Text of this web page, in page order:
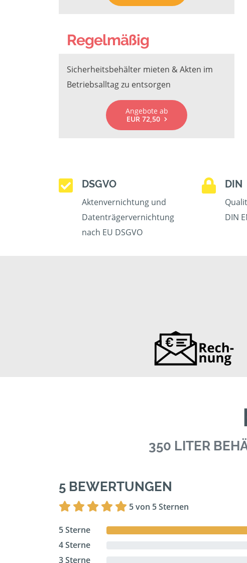
Regelmäßig
Sicherheitsbehälter mieten & Akten im
Betriebsalltag zu entsorgen
Angebote ab
EUR 72,50
DSGVO
Aktenvernichtung und
Datenträgervernichtung
nach EU DSGVO
DIN
DIN
350 LITER
5 BEWERTUNGEN
5 von 5 Sternen
5 Sterne
4 Sterne
3 Sterne